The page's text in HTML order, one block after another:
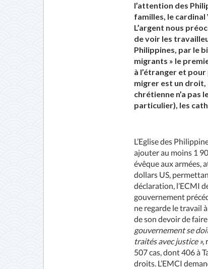
l’attention des
familles, le cardinal
L’argent nous
de voir les
Philippines, par le
migrants » le
à l’étranger et
migrer est un droit,
chrétienne n’a pas
particulier), les
L’Eglise des
ajouter au moins 1
évêque aux armées,
dollars US,
déclaration, l’ECMI
gouvernement
ne regarde le travail
de son devoir de
gouvernement se
traités avec justice »,
507 cas, dont 406 à
droits. L’EMCI